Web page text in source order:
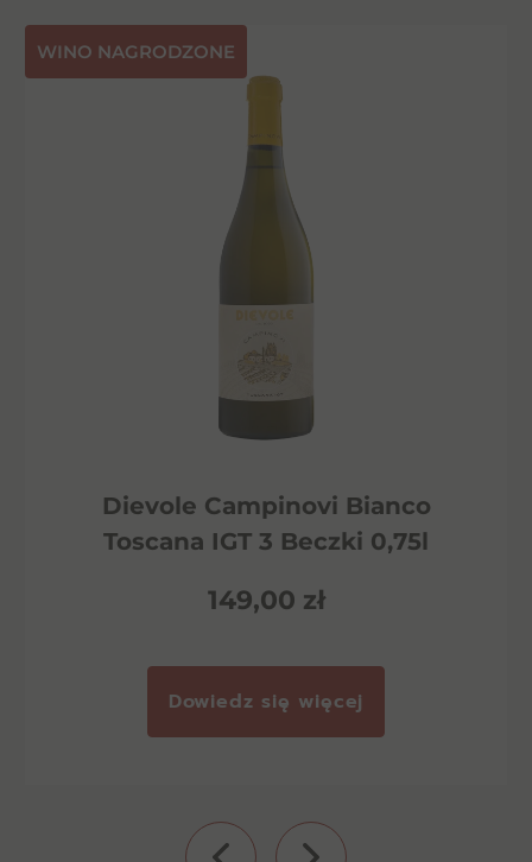
⁠WINO NAGRODZONE
Dievole Campinovi Bianco
Toscana IGT 3 Beczki 0,75l
149,00 zł
Dowiedz się więcej